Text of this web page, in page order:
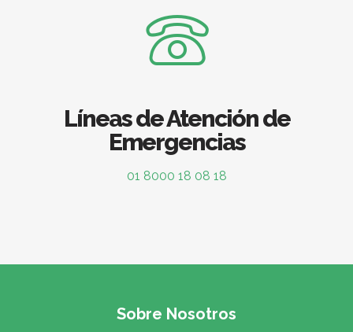
Líneas de Atención de
Emergencias
01 8000 18 08 18
Sobre Nosotros